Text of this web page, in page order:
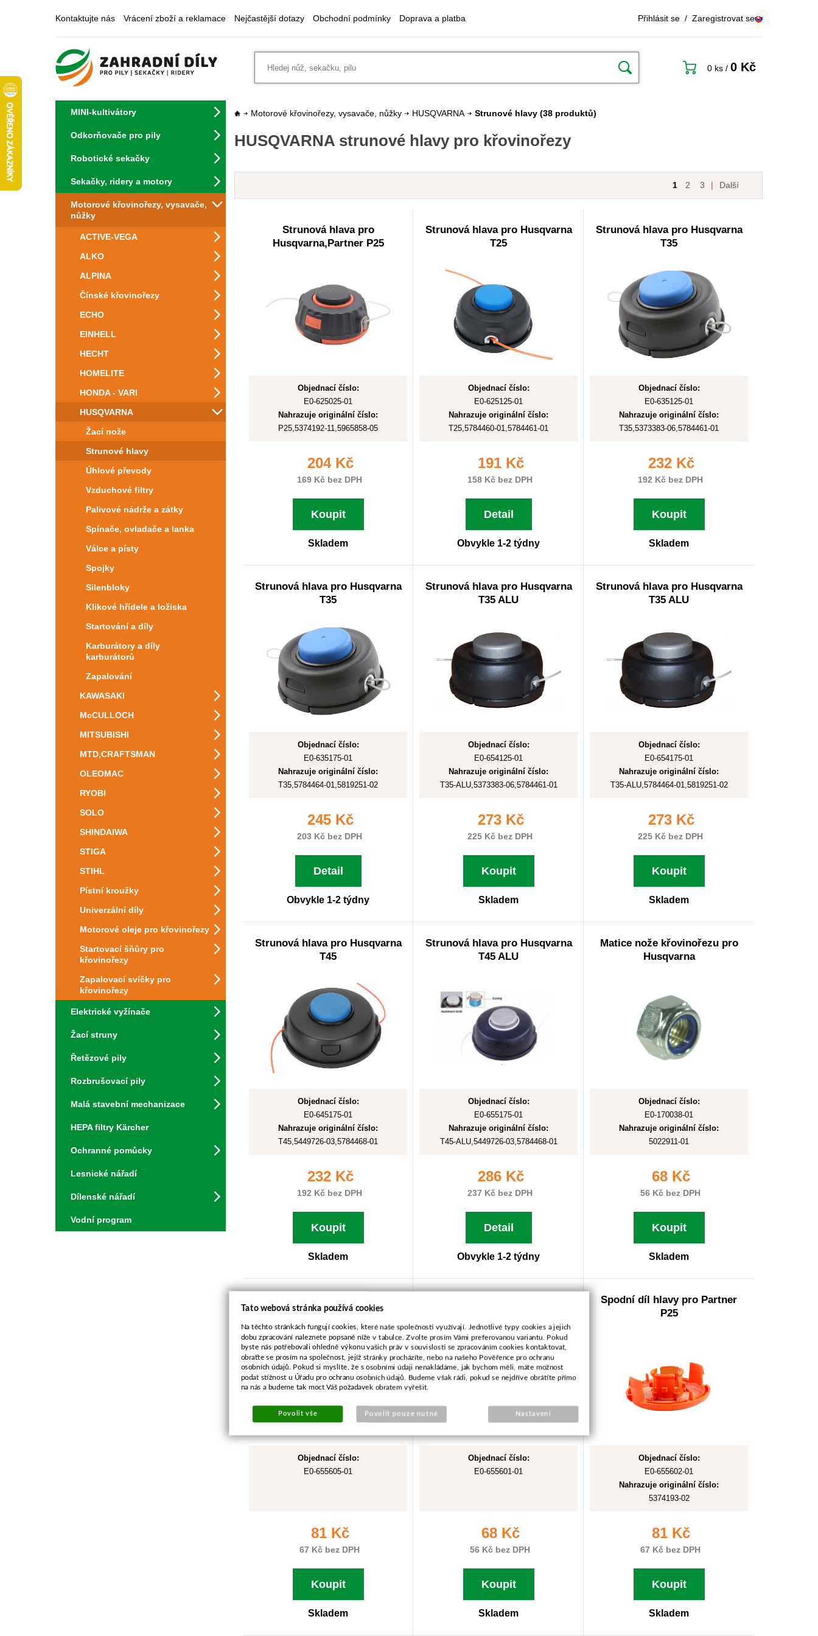
Kontaktujte nás Vrácení zboží a reklamace Nejčastější dotazy Obchodní podmínky Doprava a platba Přihlásit se / Zaregistrovat se
0 ks / 0 Kč
MINI-kultivátory
Odkorňovače pro pily
Robotické sekačky
Sekačky, ridery a motory
Motorové křovinořezy, vysavače,
nůžky
ACTIVE-VEGA
ALKO
ALPINA
Čínské křovinořezy
ECHO
EINHELL
HECHT
HOMELITE
HONDA - VARI
HUSQVARNA
Žací nože
Strunové hlavy
Úhlové převody
Vzduchové filtry
Palivové nádrže a zátky
Spínače, ovladače a lanka
Válce a písty
Spojky
Silenbloky
Klikové hřídele a ložiska
Startování a díly
Karburátory a díly
karburátorů
Zapalování
KAWASAKI
McCULLOCH
MITSUBISHI
MTD,CRAFTSMAN
OLEOMAC
RYOBI
SOLO
SHINDAIWA
STIGA
STIHL
Pístní kroužky
Univerzální díly
Motorové oleje pro křovinořezy
Startovací šňůry pro
křovinořezy
Zapalovací svíčky pro
křovinořezy
Elektrické vyžínače
Žací struny
Řetězové pily
Rozbrušovací pily
Malá stavební mechanizace
HEPA filtry Kärcher
Ochranné pomůcky
Lesnické nářadí
Dílenské nářadí
Vodní program
Motorové křovinořezy, vysavače, nůžky HUSQVARNA Strunové hlavy (38 produktů)
HUSQVARNA strunové hlavy pro křovinořezy
1 2 3 | Další
Strunová hlava pro
Husqvarna,Partner P25
Objednací číslo:
E0-625025-01
Nahrazuje originální číslo:
P25,5374192-11,5965858-05
204 Kč
169 Kč bez DPH
Koupit
Skladem
Strunová hlava pro Husqvarna
T25
Objednací číslo:
E0-625125-01
Nahrazuje originální číslo:
T25,5784460-01,5784461-01
191 Kč
158 Kč bez DPH
Detail
Obvykle 1-2 týdny
Strunová hlava pro Husqvarna
T35
Objednací číslo:
E0-635125-01
Nahrazuje originální číslo:
T35,5373383-06,5784461-01
232 Kč
192 Kč bez DPH
Koupit
Skladem
Strunová hlava pro Husqvarna
T35
Objednací číslo:
E0-635175-01
Nahrazuje originální číslo:
T35,5784464-01,5819251-02
245 Kč
203 Kč bez DPH
Detail
Obvykle 1-2 týdny
Strunová hlava pro Husqvarna
T35 ALU
Objednací číslo:
E0-654125-01
Nahrazuje originální číslo:
T35-ALU,5373383-06,5784461-01
273 Kč
225 Kč bez DPH
Koupit
Skladem
Strunová hlava pro Husqvarna
T35 ALU
Objednací číslo:
E0-654175-01
Nahrazuje originální číslo:
T35-ALU,5784464-01,5819251-02
273 Kč
225 Kč bez DPH
Koupit
Skladem
Strunová hlava pro Husqvarna
T45
Objednací číslo:
E0-645175-01
Nahrazuje originální číslo:
T45,5449726-03,5784468-01
232 Kč
192 Kč bez DPH
Koupit
Skladem
Strunová hlava pro Husqvarna
T45 ALU
Objednací číslo:
E0-655175-01
Nahrazuje originální číslo:
T45-ALU,5449726-03,5784468-01
286 Kč
237 Kč bez DPH
Detail
Obvykle 1-2 týdny
Matice nože křovinořezu pro
Husqvarna
Objednací číslo:
E0-170038-01
Nahrazuje originální číslo:
5022911-01
68 Kč
56 Kč bez DPH
Koupit
Skladem
Objednací číslo:
E0-655605-01
81 Kč
67 Kč bez DPH
Koupit
Skladem
Objednací číslo:
E0-655601-01
68 Kč
56 Kč bez DPH
Koupit
Skladem
Spodní díl hlavy pro Partner
P25
Objednací číslo:
E0-655602-01
Nahrazuje originální číslo:
5374193-02
81 Kč
67 Kč bez DPH
Koupit
Skladem
Tato webová stránka používá cookies
Na těchto stránkách fungují cookies, které naše společnosti využívají. Jednotlivé typy cookies a jejich
dobu zpracování naleznete popsané níže v tabulce. Zvolte prosím Vámi preferovanou variantu. Pokud
byste nás potřebovali ohledně výkonu vašich práv v souvislosti se zpracováním cookies kontaktovat,
obraťte se prosím na společnost, jejíž stránky procházíte, nebo na našeho Pověřence pro ochranu
osobních údajů. Pokud si myslíte, že s osobními údaji nenakládáme, jak bychom měli, máte možnost
podat stížnost u Úřadu pro ochranu osobních údajů. Budeme však rádi, pokud se nejdříve obrátíte přímo
na nás a budeme tak moct Váš požadavek obratem vyřešit.
Povolit vše Povolit pouze nutné Nastavení